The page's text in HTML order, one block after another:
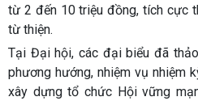
từ 2 đến 10 triệu đồng, tích cực
từ thiện.
Tại Đại hội, các đại biểu đã
phương hướng, nhiệm vụ nhiệm
xây dựng tổ chức Hội vững